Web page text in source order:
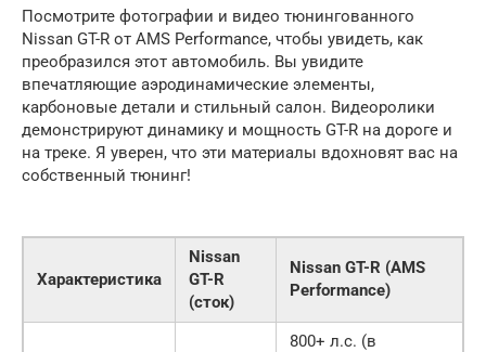
Посмотрите фотографии и видео тюнингованного
Nissan GT-R от AMS Performance, чтобы увидеть, как
преобразился этот автомобиль. Вы увидите
впечатляющие аэродинамические элементы,
карбоновые детали и стильный салон. Видеоролики
демонстрируют динамику и мощность GT-R на дороге и
на треке. Я уверен, что эти материалы вдохновят вас на
собственный тюнинг!
Характеристика
Nissan
GT-R
(сток)
Nissan GT-R (AMS
Performance)
800+ л.с. (в